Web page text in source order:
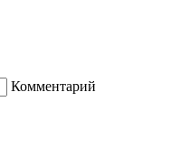
Комментарий